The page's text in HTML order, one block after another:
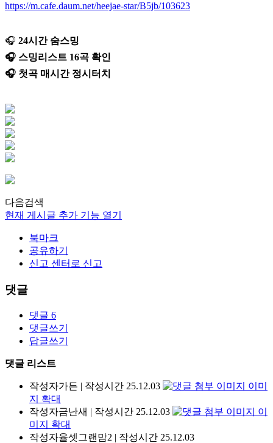
https://m.cafe.daum.net/heejae-star/B5jb/103623
🎧 24시간 숨스밍
🎧 스밍리스트 16곡 확인
🎧 첫곡 매시간 정시터치
다음검색
현재 게시글 추가 기능 열기
북마크
공유하기
신고 센터로 신고
댓글
댓글 6
댓글쓰기
답글쓰기
댓글 리스트
작성자가든 | 작성시간 25.12.03
이미
지 확대
작성자금난새 | 작성시간 25.12.03
이
미지 확대
작성자율셋그랜맘2 | 작성시간 25.12.03